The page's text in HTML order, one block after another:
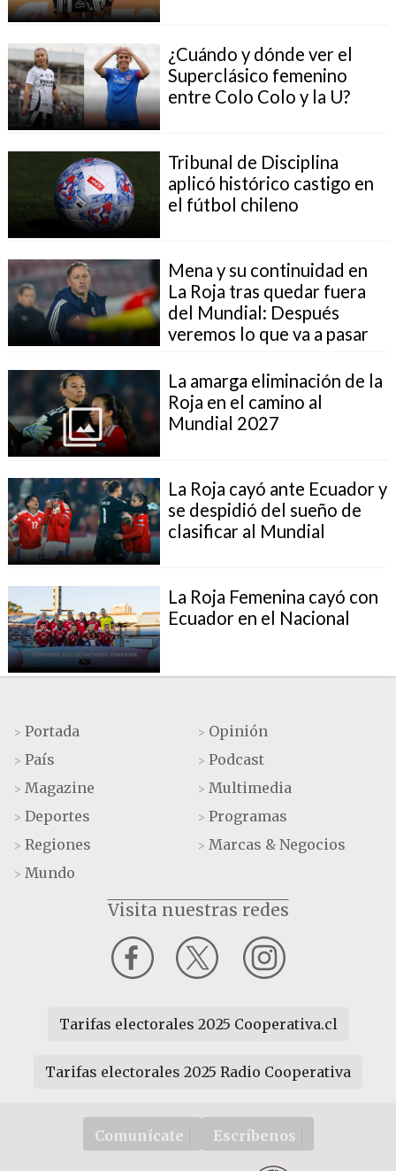
¿Cuándo y dónde ver el
Superclásico femenino
entre Colo Colo y la U?
Tribunal de Disciplina
aplicó histórico castigo en
el fútbol chileno
Mena y su continuidad en
La Roja tras quedar fuera
del Mundial: Después
veremos lo que va a pasar
La amarga eliminación de la
Roja en el camino al
Mundial 2027
La Roja cayó ante Ecuador y
se despidió del sueño de
clasificar al Mundial
La Roja Femenina cayó con
Ecuador en el Nacional
> Portada
> País
> Magazine
> Deportes
> Regiones
> Mundo
> Opinión
> Podcast
> Multimedia
> Programas
> Marcas & Negocios
Visita nuestras redes
Tarifas electorales 2025 Cooperativa.cl
Tarifas electorales 2025 Radio Cooperativa
Comunícate Escríbenos